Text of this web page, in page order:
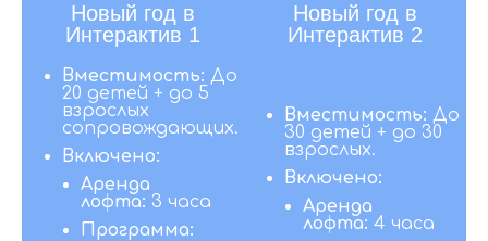
Новый год в
Интерактив 1
Вместимость: До
20 детей + до 5
взрослых
сопровождающих.
Включено:
Аренда
лофта: 3 часа
Программа:
Новый год в
Интерактив 2
Вместимость: До
30 детей + до 30
взрослых.
Включено:
Аренда
лофта: 4 часа